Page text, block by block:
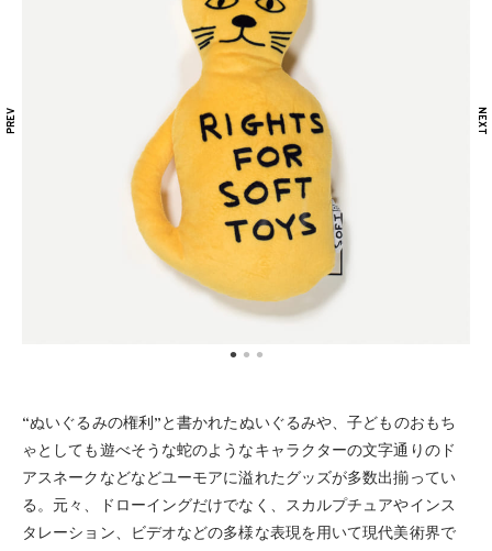
“ぬいぐるみの権利”と書かれたぬいぐるみや、子どものおもち
ゃとしても遊べそうな蛇のようなキャラクターの文字通りのド
アスネークなどなどユーモアに溢れたグッズが多数出揃ってい
る。元々、ドローイングだけでなく、スカルプチュアやインス
タレーション、ビデオなどの多様な表現を用いて現代美術界で